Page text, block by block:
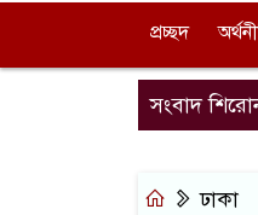
প্রচ্ছদ
সংবাদ
ঢাকা